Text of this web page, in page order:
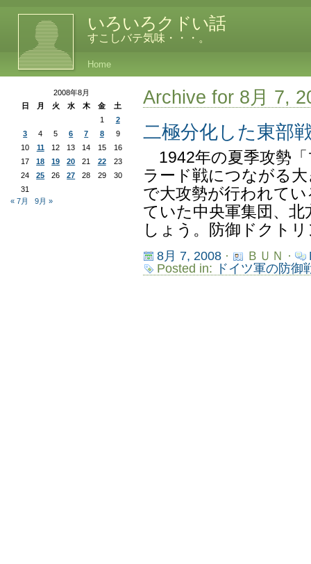
いろいろクドい話
すこしバテ気味・・・。
Home
Archive for 8月 7,
二極分化した東部
1942年の夏季攻勢
ラード戦につながる
で大攻勢が行われて
ていた中央軍集団、
しょう。防御ドクト
8月 7, 2008· ＢＵＮ ·
Posted in:
ドイツ軍の防御
2008年8月
日
月 火 水 木 金
土
1
2
3
4 5 6 7 8
9
10
11 12 13 14 15
16
17
18 19 20 21 22
23
24
25 26 27 28 29
30
31
« 7月
9月 »